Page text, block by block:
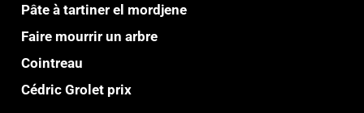
Pâte à tartiner el mordjene
Faire mourrir un arbre
Cointreau
Cédric Grolet prix